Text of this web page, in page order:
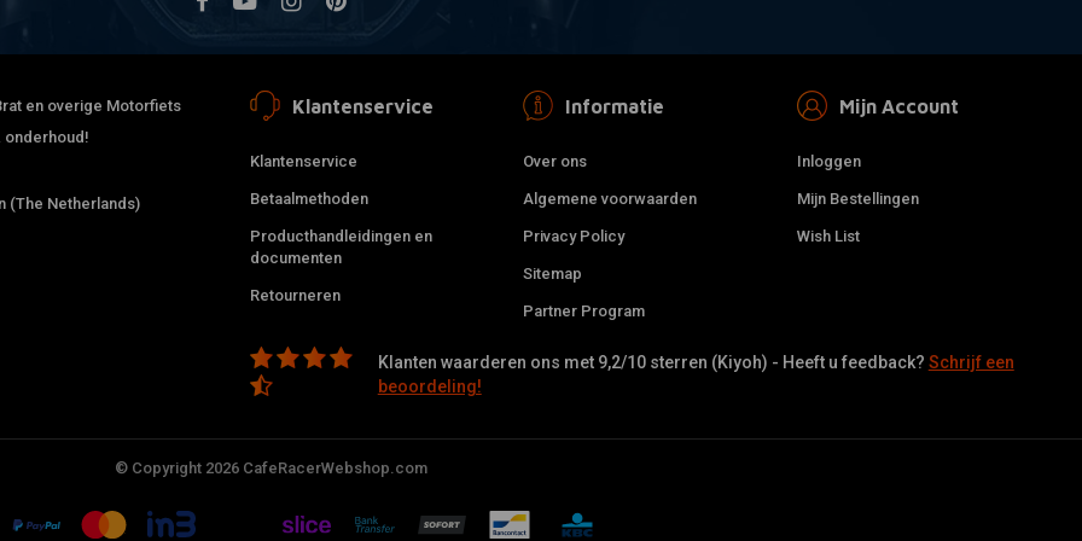
en overige Motorfiets
onderhoud!
(The Netherlands)
Klantenservice
Klantenservice
Betaalmethoden
Producthandleidingen en
documenten
Retourneren
Informatie
Over ons
Algemene voorwaarden
Privacy Policy
Sitemap
Partner Program
Mijn Account
Inloggen
Mijn Bestellingen
Wish List
Klanten waarderen ons met 9,2/10 sterren (Kiyoh) - Heeft u feedback? Schrijf een
beoordeling!
© Copyright 2026 CafeRacerWebshop.com